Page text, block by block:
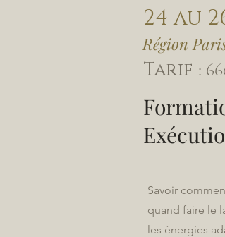
24 au
Région
Tarif :
Savoir
quand faire le
les énergies